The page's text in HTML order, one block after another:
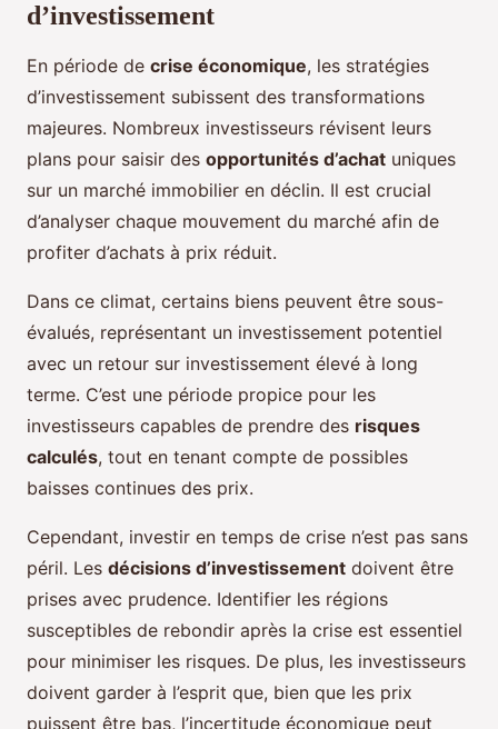
d’investissement
En période de crise économique, les stratégies
d’investissement subissent des transformations
majeures. Nombreux investisseurs révisent leurs
plans pour saisir des opportunités d’achat uniques
sur un marché immobilier en déclin. Il est crucial
d’analyser chaque mouvement du marché afin de
profiter d’achats à prix réduit.
Dans ce climat, certains biens peuvent être sous-
évalués, représentant un investissement potentiel
avec un retour sur investissement élevé à long
terme. C’est une période propice pour les
investisseurs capables de prendre des risques
calculés, tout en tenant compte de possibles
baisses continues des prix.
Cependant, investir en temps de crise n’est pas sans
péril. Les décisions d’investissement doivent être
prises avec prudence. Identifier les régions
susceptibles de rebondir après la crise est essentiel
pour minimiser les risques. De plus, les investisseurs
doivent garder à l’esprit que, bien que les prix
puissent être bas, l’incertitude économique peut